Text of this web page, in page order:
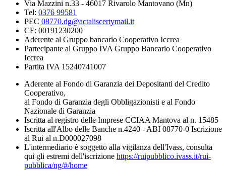
Via Mazzini n.33 - 46017 Rivarolo Mantovano (Mn)
Tel: 0376 99581
PEC 08770.dg@actaliscertymail.it
CF: 00191230200
Aderente al Gruppo bancario Cooperativo Iccrea
Partecipante al Gruppo IVA Gruppo Bancario Cooperativo
Iccrea
Partita IVA 15240741007
Aderente al Fondo di Garanzia dei Depositanti del Credito
Cooperativo,
al Fondo di Garanzia degli Obbligazionisti e al Fondo
Nazionale di Garanzia
Iscritta al registro delle Imprese CCIAA Mantova al n. 15485
Iscritta all'Albo delle Banche n.4240 - ABI 08770-0 Iscrizione
al Rui al n.D000027098
L'intermediario è soggetto alla vigilanza dell'Ivass, consulta
qui gli estremi dell'iscrizione https://ruipubblico.ivass.it/rui-
pubblica/ng/#/home